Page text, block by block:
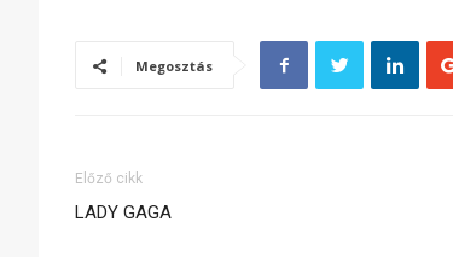
Megosztás
Előző cikk
LADY GAGA